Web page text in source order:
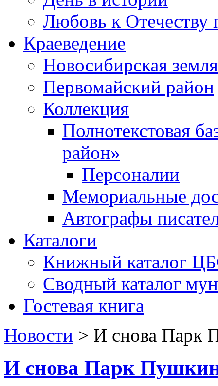
Любовь к Отечеству
Краеведение
Новосибирская земля
Первомайский район
Коллекция
Полнотекстовая
район»
Персоналии
Мемориальные
Автографы
Каталоги
Книжный каталог
Сводный каталог
Гостевая книга
Новости > И снова Парк
И снова Парк